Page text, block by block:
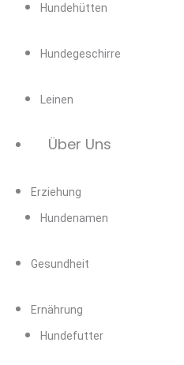
Hundehütten
Hundegeschirre
Leinen
Über Uns
Erziehung
Hundenamen
Gesundheit
Ernährung
Hundefutter